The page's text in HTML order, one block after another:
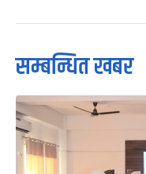
सम्बन्धित खबर